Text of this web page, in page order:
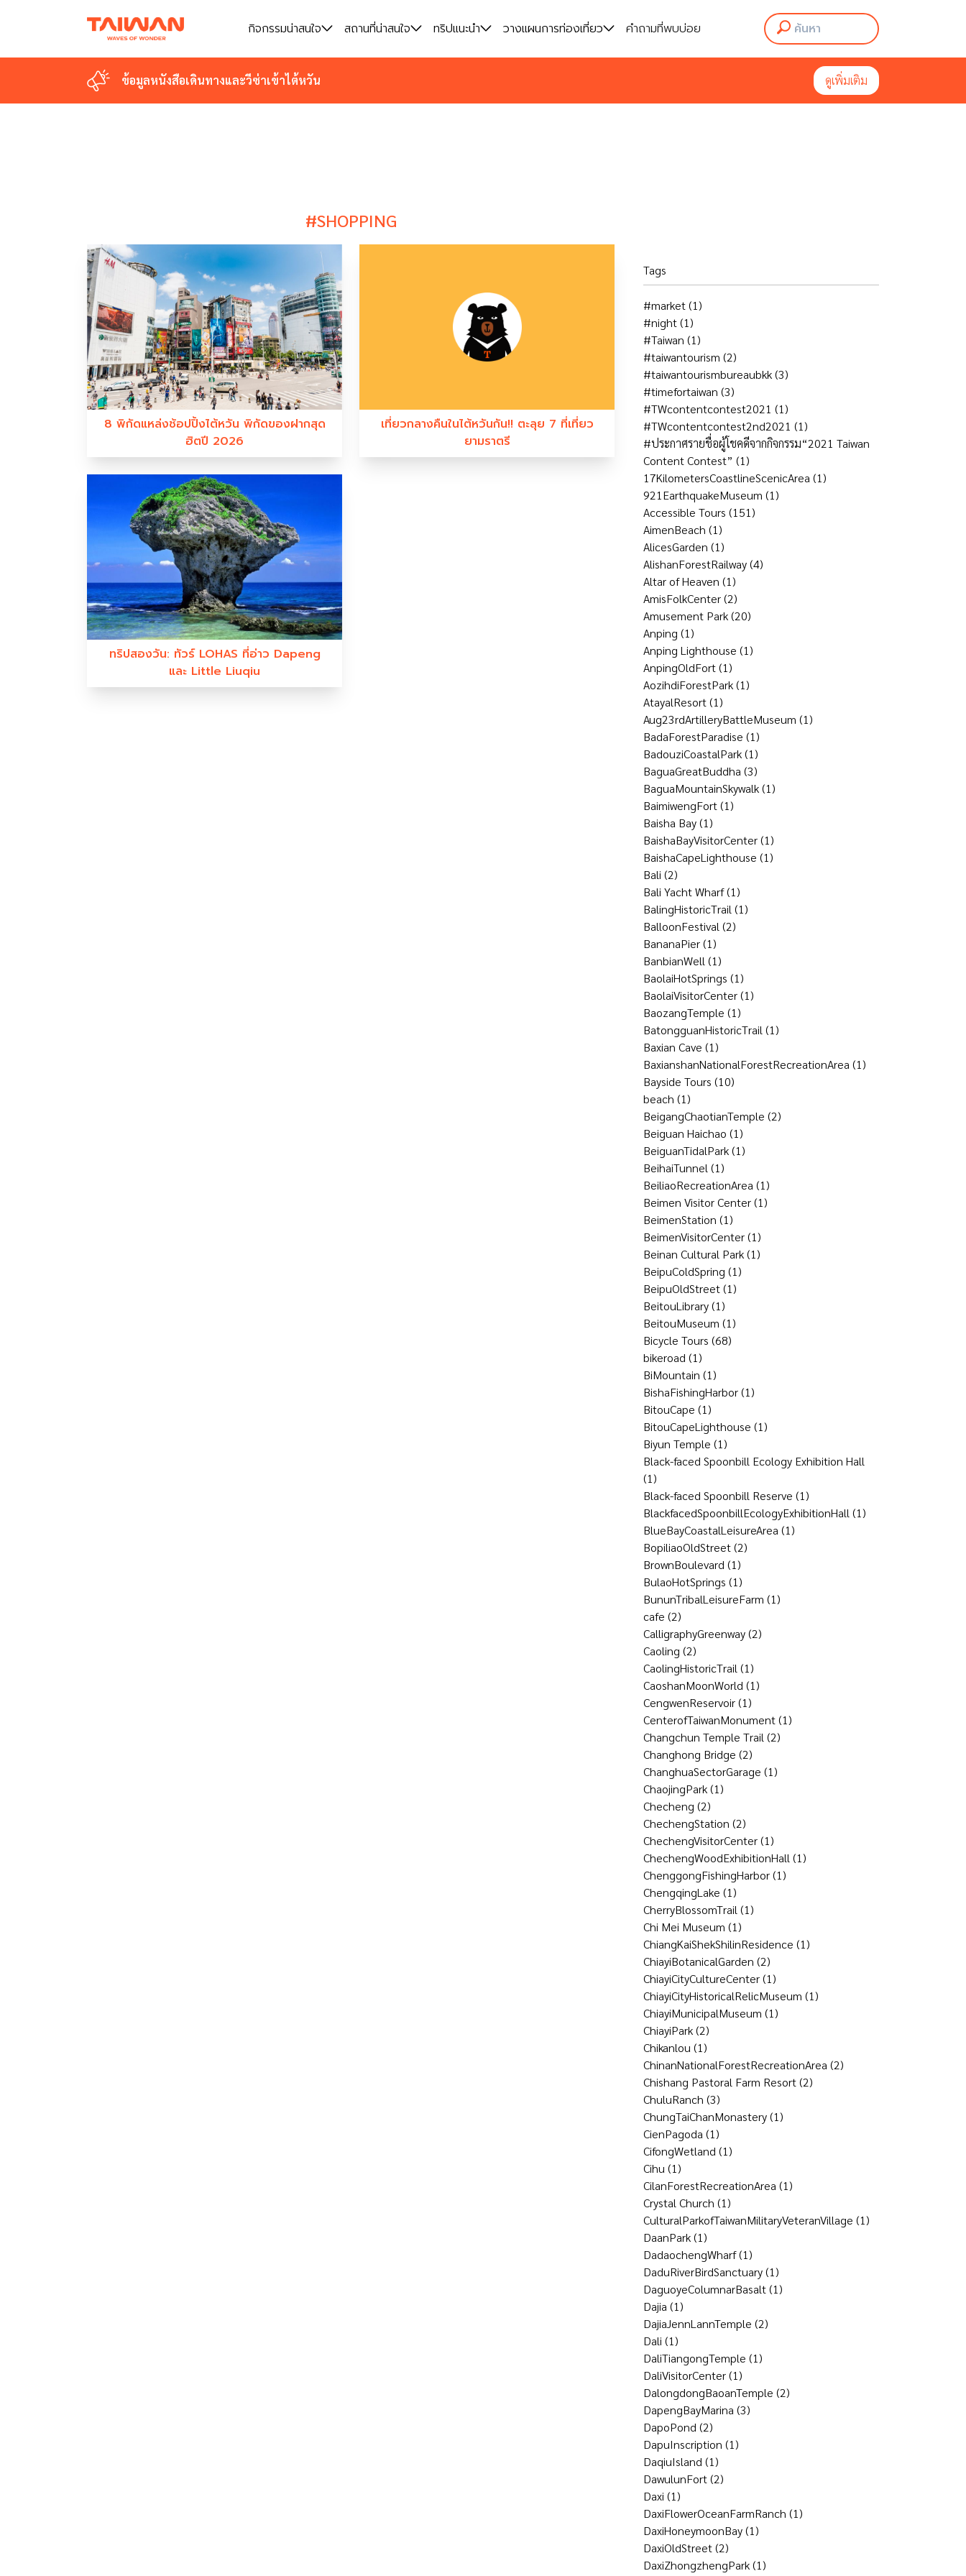
กิจกรรมน่าสนใจ สถานที่น่าสนใจ ทริปแนะนำ วางแผนการท่องเที่ยว คำถามที่พบบ่อย
ข้อมูลหนังสือเดินทางและวีซ่าเข้าไต้หวัน ดูเพิ่มเติม
กิจกรรมน่าสนใจ สถานที่น่าสนใจ ทริปแนะนำ วางแผนการท่องเที่ยว คำถามที่พบบ่อย
ข้อมูลหนังสือเดินทางและวีซ่าเข้าไต้หวัน ดูเพิ่มเติม
#SHOPPING
8 พิกัดแหล่งช้อปปิ้งไต้หวัน พิกัดของฝากสุด
ฮิตปี 2026
เที่ยวกลางคืนในไต้หวันกัน!! ตะลุย 7 ที่เที่ยว
ยามราตรี
ทริปสองวัน: ทัวร์ LOHAS ที่อ่าว Dapeng
และ Little Liuqiu
Tags
#market(1)
#night(1)
#Taiwan (1)
#taiwantourism (2)
#taiwantourismbureaubkk(3)
#timefortaiwan (3)
#TWcontentcontest2021 (1)
#TWcontentcontest2nd2021 (1)
#ประกาศรายชื่อผู้โชคดีจากกิจกรรม“2021 Taiwan
Content Contest” (1)
17KilometersCoastlineScenicArea (1)
921EarthquakeMuseum (1)
Accessible Tours (151)
AimenBeach (1)
AlicesGarden (1)
AlishanForestRailway(4)
Altar of Heaven (1)
AmisFolkCenter(2)
Amusement Park(20)
Anping (1)
Anping Lighthouse (1)
AnpingOldFort(1)
AozihdiForestPark(1)
AtayalResort(1)
Aug23rdArtilleryBattleMuseum (1)
BadaForestParadise (1)
BadouziCoastalPark(1)
BaguaGreatBuddha (3)
BaguaMountainSkywalk(1)
BaimiwengFort(1)
Baisha Bay(1)
BaishaBayVisitorCenter(1)
BaishaCapeLighthouse (1)
Bali (2)
Bali Yacht Wharf(1)
BalingHistoricTrail (1)
BalloonFestival (2)
BananaPier(1)
BanbianWell (1)
BaolaiHotSprings (1)
BaolaiVisitorCenter(1)
BaozangTemple (1)
BatongguanHistoricTrail (1)
Baxian Cave (1)
BaxianshanNationalForestRecreationArea (1)
Bayside Tours (10)
beach (1)
BeigangChaotianTemple (2)
Beiguan Haichao (1)
BeiguanTidalPark(1)
BeihaiTunnel (1)
BeiliaoRecreationArea (1)
Beimen Visitor Center(1)
BeimenStation (1)
BeimenVisitorCenter(1)
Beinan Cultural Park(1)
BeipuColdSpring (1)
BeipuOldStreet(1)
BeitouLibrary(1)
BeitouMuseum (1)
Bicycle Tours (68)
bikeroad (1)
BiMountain (1)
BishaFishingHarbor(1)
BitouCape (1)
BitouCapeLighthouse (1)
Biyun Temple (1)
Black-faced Spoonbill Ecology Exhibition Hall
(1)
Black-faced Spoonbill Reserve (1)
BlackfacedSpoonbillEcologyExhibitionHall (1)
BlueBayCoastalLeisureArea (1)
BopiliaoOldStreet(2)
BrownBoulevard (1)
BulaoHotSprings (1)
BununTribalLeisureFarm (1)
cafe (2)
CalligraphyGreenway(2)
Caoling (2)
CaolingHistoricTrail (1)
CaoshanMoonWorld (1)
CengwenReservoir(1)
CenterofTaiwanMonument(1)
Changchun Temple Trail (2)
Changhong Bridge (2)
ChanghuaSectorGarage (1)
ChaojingPark(1)
Checheng (2)
ChechengStation (2)
ChechengVisitorCenter(1)
ChechengWoodExhibitionHall (1)
ChenggongFishingHarbor(1)
ChengqingLake (1)
CherryBlossomTrail (1)
Chi Mei Museum (1)
ChiangKaiShekShilinResidence (1)
ChiayiBotanicalGarden (2)
ChiayiCityCultureCenter(1)
ChiayiCityHistoricalRelicMuseum (1)
ChiayiMunicipalMuseum (1)
ChiayiPark(2)
Chikanlou (1)
ChinanNationalForestRecreationArea (2)
Chishang Pastoral Farm Resort(2)
ChuluRanch (3)
ChungTaiChanMonastery(1)
CienPagoda (1)
CifongWetland (1)
Cihu (1)
CilanForestRecreationArea (1)
Crystal Church (1)
CulturalParkofTaiwanMilitaryVeteranVillage (1)
DaanPark(1)
DadaochengWharf(1)
DaduRiverBirdSanctuary(1)
DaguoyeColumnarBasalt(1)
Dajia (1)
DajiaJennLannTemple (2)
Dali (1)
DaliTiangongTemple (1)
DaliVisitorCenter(1)
DalongdongBaoanTemple (2)
DapengBayMarina (3)
DapoPond (2)
DapuInscription (1)
DaqiuIsland (1)
DawulunFort(2)
Daxi (1)
DaxiFlowerOceanFarmRanch (1)
DaxiHoneymoonBay(1)
DaxiOldStreet(2)
DaxiZhongzhengPark(1)